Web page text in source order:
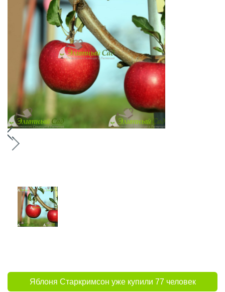
Яблоня Старкримсон уже купили 77 человек